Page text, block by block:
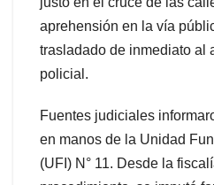
aprehensión en la vía
trasladado de inmediato al
policial.
Fuentes judiciales
en manos de la Unidad
(UFI) N° 11. Desde la